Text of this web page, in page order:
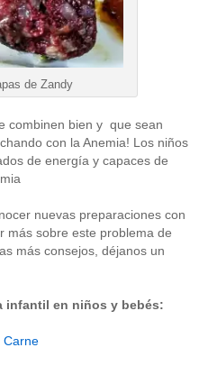
de Zandy
combinen bien y que sean
con la Anemia! Los niños
de energía y capaces de
nuevas preparaciones con
más sobre este problema de
más consejos, déjanos un
infantil en niños y bebés:
Carne